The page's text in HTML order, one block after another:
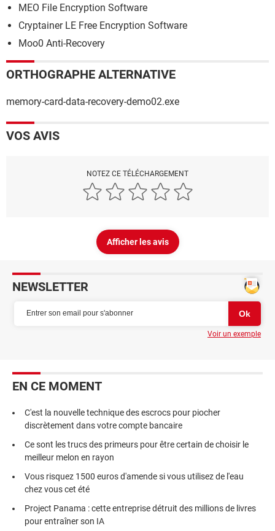
MEO File Encryption Software
Cryptainer LE Free Encryption Software
Moo0 Anti-Recovery
ORTHOGRAPHE ALTERNATIVE
memory-card-data-recovery-demo02.exe
VOS AVIS
NOTEZ CE TÉLÉCHARGEMENT
Afficher les avis
NEWSLETTER
Voir un exemple
EN CE MOMENT
C'est la nouvelle technique des escrocs pour piocher
discrètement dans votre compte bancaire
Ce sont les trucs des primeurs pour être certain de choisir le
meilleur melon en rayon
Vous risquez 1500 euros d'amende si vous utilisez de l'eau
chez vous cet été
Project Panama : cette entreprise détruit des millions de livres
pour entraîner son IA